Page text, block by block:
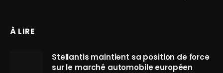
À LIRE
Stellantis maintient sa position de force
sur le marché automobile européen